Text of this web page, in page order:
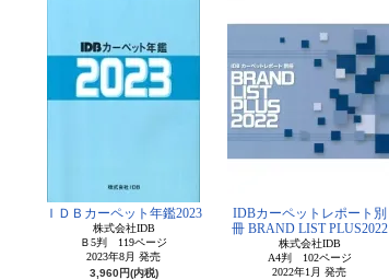
ＩＤＢカーペット年鑑2023
株式会社IDB
Ｂ5判 119ページ
2023年8月 発売
3,960円(内税)
IDBカーペットレポート別
冊 BRAND LIST PLUS2022
株式会社IDB
A4判 102ページ
2022年1月 発売